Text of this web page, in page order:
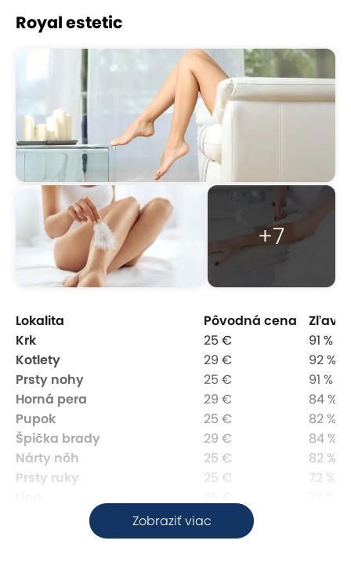
Royal estetic
+7
Zobraziť viac
Lokalita Pôvodná cena
Zľava
Krk
25 €
91 %
Kotlety
29 €
92 %
Prsty nohy
25 €
91 %
Horná pera
29 €
84 %
Pupok
25 €
82 %
Špička brady
29 €
84 %
Nárty nôh
25 €
82 %
Prsty ruky
25 €
72 %
Brada a okolie
35 €
Prsné bradavky
25 €